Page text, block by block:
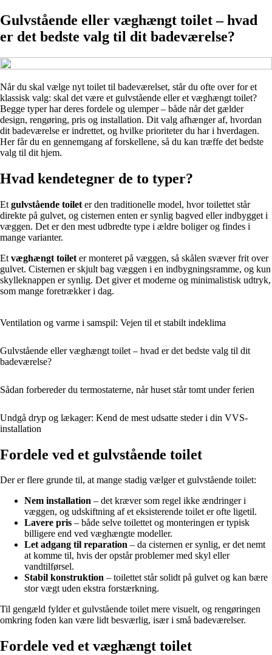
Gulvstående eller væghængt toilet – hvad
er det bedste valg til dit badeværelse?
Når du skal vælge nyt toilet til badeværelset, står du ofte over for et
klassisk valg: skal det være et gulvstående eller et væghængt toilet?
Begge typer har deres fordele og ulemper – både når det gælder
design, rengøring, pris og installation. Dit valg afhænger af, hvordan
dit badeværelse er indrettet, og hvilke prioriteter du har i hverdagen.
Her får du en gennemgang af forskellene, så du kan træffe det bedste
valg til dit hjem.
Hvad kendetegner de to typer?
Et gulvstående toilet er den traditionelle model, hvor toilettet står
direkte på gulvet, og cisternen enten er synlig bagved eller indbygget i
væggen. Det er den mest udbredte type i ældre boliger og findes i
mange varianter.
Et væghængt toilet er monteret på væggen, så skålen svæver frit over
gulvet. Cisternen er skjult bag væggen i en indbygningsramme, og kun
skylleknappen er synlig. Det giver et moderne og minimalistisk udtryk,
som mange foretrækker i dag.
Ventilation og varme i samspil: Vejen til et stabilt indeklima
Gulvstående eller væghængt toilet – hvad er det bedste valg til dit
badeværelse?
Sådan forbereder du termostaterne, når huset står tomt under ferien
Undgå dryp og lækager: Kend de mest udsatte steder i din VVS-
installation
Fordele ved et gulvstående toilet
Der er flere grunde til, at mange stadig vælger et gulvstående toilet:
Nem installation – det kræver som regel ikke ændringer i
væggen, og udskiftning af et eksisterende toilet er ofte ligetil.
Lavere pris – både selve toilettet og monteringen er typisk
billigere end ved væghængte modeller.
Let adgang til reparation – da cisternen er synlig, er det nemt
at komme til, hvis der opstår problemer med skyl eller
vandtilførsel.
Stabil konstruktion – toilettet står solidt på gulvet og kan bære
stor vægt uden ekstra forstærkning.
Til gengæld fylder et gulvstående toilet mere visuelt, og rengøringen
omkring foden kan være lidt besværlig, især i små badeværelser.
Fordele ved et væghængt toilet